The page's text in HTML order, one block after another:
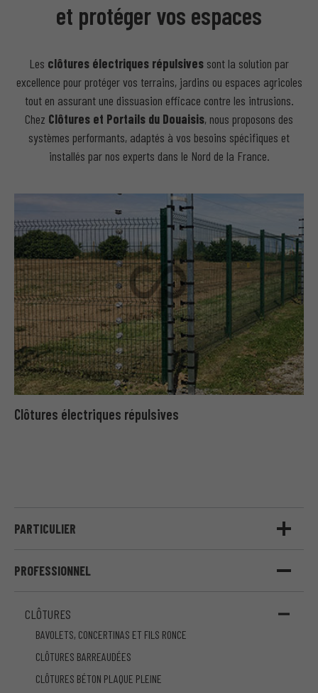
PARTICULIER
PROFESSIONNEL
CLÔTURES
BAVOLETS, CONCERTINAS ET FILS RONCE
CLÔTURES BARREAUDÉES
CLÔTURES BÉTON PLAQUE PLEINE
et protéger vos espaces
Les clôtures électriques répulsives sont la solution par
excellence pour protéger vos terrains, jardins ou espaces agricoles
tout en assurant une dissuasion efficace contre les intrusions.
Chez Clôtures et Portails du Douaisis, nous proposons des
systèmes performants, adaptés à vos besoins spécifiques et
installés par nos experts dans le Nord de la France.
Clôtures électriques répulsives